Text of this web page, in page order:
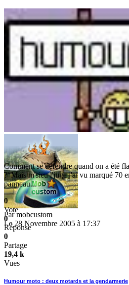
Parmobcustom
Le 28 Novembre 2005 à 17:37
Comment se défendre quand on a été
?“Mais m'sieu l'juge j'ai vu marqué 70
panneau...
0
Vote
0
Réponse
0
Partage
19,4 k
Vues
Humour moto : deux motards et la gendarmerie